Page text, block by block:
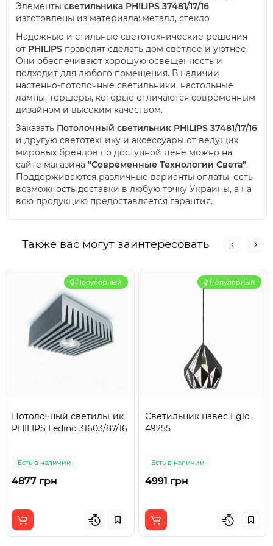
Элементы светильника PHILIPS 37481/17/16
изготовлены из материала: металл, стекло
Надежные и стильные светотехнические решения
от PHILIPS позволят сделать дом светлее и уютнее.
Они обеспечивают хорошую освещенность и
подходит для любого помещения. В наличии
настенно-потолочные светильники, настольные
лампы, торшеры, которые отличаются современным
дизайном и высоким качеством.
Заказать Потолочный светильник PHILIPS 37481/17/16
и другую светотехнику и аксессуары от ведущих
мировых брендов по доступной цене можно на
сайте магазина "Современные Технологии Света".
Поддерживаются различные варианты оплаты, есть
возможность доставки в любую точку Украины, а на
всю продукцию предоставляется гарантия.
Также вас могут заинтересовать
Популярный
Потолочный светильник
PHILIPS Ledino 31603/87/16
Есть в наличии
4877 грн
Популярный
Светильник навес Eglo
49255
Есть в наличии
4991 грн